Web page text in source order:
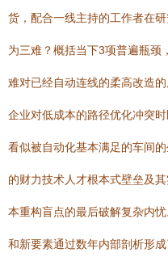
货，配合一线主持的工作者在
为三难？概括当下3项普遍瓶颈
难对已经自动连线的柔高改造
企业对低成本的路径优化冲突
看似被自动化基本满足的车间
的财力技术人才根本式壁垒及
本重构盲点的最后破解复杂内
和新要素通过数年内部剖析形